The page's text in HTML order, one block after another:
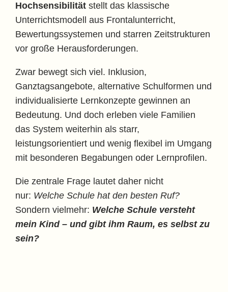
Hochsensibilität stellt das klassische
Unterrichtsmodell aus Frontalunterricht,
Bewertungssystemen und starren Zeitstrukturen
vor große Herausforderungen.
Zwar bewegt sich viel. Inklusion,
Ganztagsangebote, alternative Schulformen und
individualisierte Lernkonzepte gewinnen an
Bedeutung. Und doch erleben viele Familien
das System weiterhin als starr,
leistungsorientiert und wenig flexibel im Umgang
mit besonderen Begabungen oder Lernprofilen.
Die zentrale Frage lautet daher nicht
nur: Welche Schule hat den besten Ruf?
Sondern vielmehr: Welche Schule versteht
mein Kind – und gibt ihm Raum, es selbst zu
sein?